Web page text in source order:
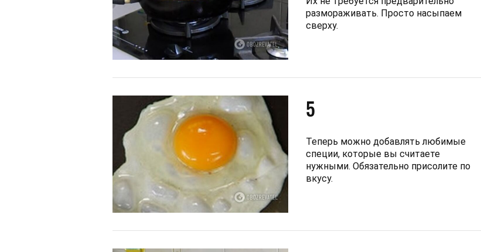
размораживать. Просто насыпаем
сверху.
5
Теперь можно добавлять любимые
специи, которые вы считаете
нужными. Обязательно присолите по
вкусу.